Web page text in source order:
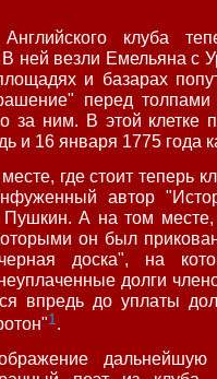
клуба
В ней везли Емельяна с
и базарах
перед
за ним. В этой клетке
и 16 января 1775 года
где стоит теперь
автор
Пушкин. А на том месте,
он был
доска", на
долги
впредь до уплаты
1.